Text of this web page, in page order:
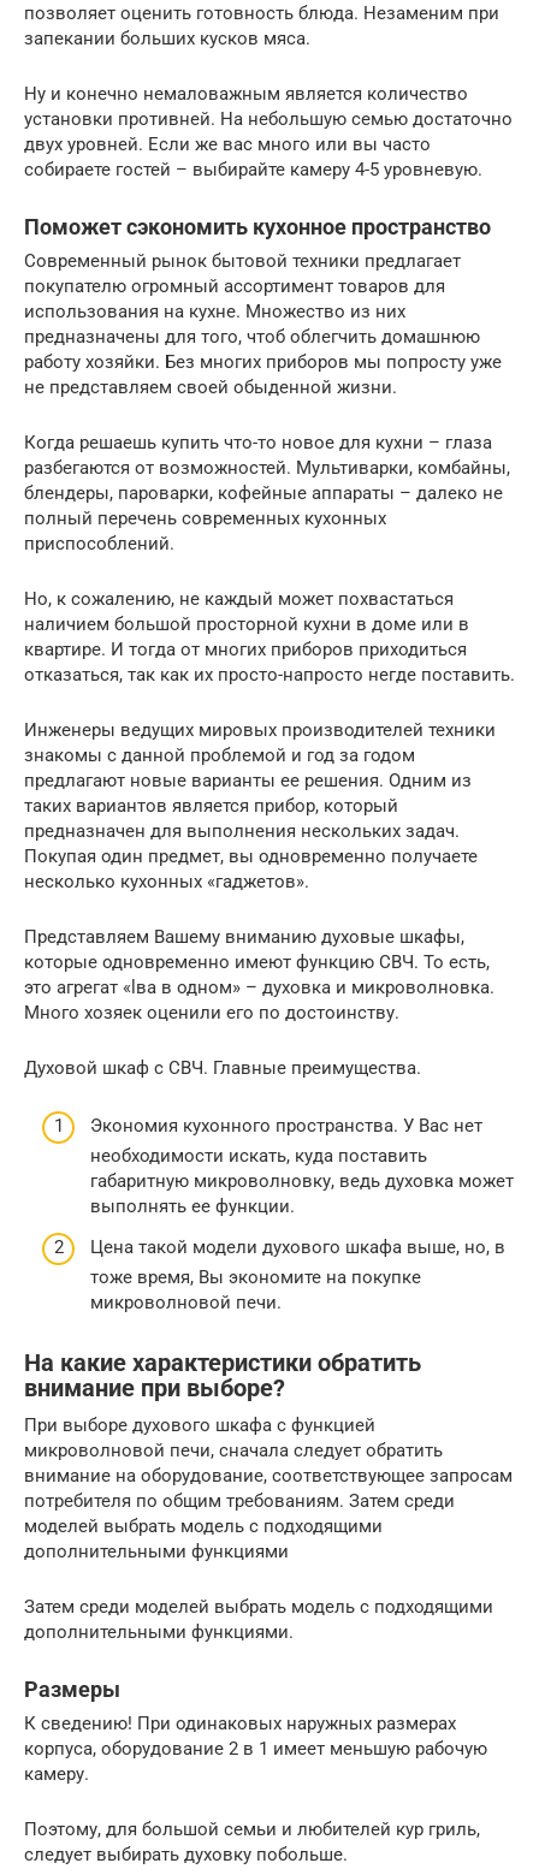
позволяет оценить готовность блюда. Незаменим при
запекании больших кусков мяса.
Ну и конечно немаловажным является количество
установки противней. На небольшую семью достаточно
двух уровней. Если же вас много или вы часто
собираете гостей – выбирайте камеру 4-5 уровневую.
Поможет сэкономить кухонное пространство
Современный рынок бытовой техники предлагает
покупателю огромный ассортимент товаров для
использования на кухне. Множество из них
предназначены для того, чтоб облегчить домашнюю
работу хозяйки. Без многих приборов мы попросту уже
не представляем своей обыденной жизни.
Когда решаешь купить что-то новое для кухни – глаза
разбегаются от возможностей. Мультиварки, комбайны,
блендеры, пароварки, кофейные аппараты – далеко не
полный перечень современных кухонных
приспособлений.
Но, к сожалению, не каждый может похвастаться
наличием большой просторной кухни в доме или в
квартире. И тогда от многих приборов приходиться
отказаться, так как их просто-напросто негде поставить.
Инженеры ведущих мировых производителей техники
знакомы с данной проблемой и год за годом
предлагают новые варианты ее решения. Одним из
таких вариантов является прибор, который
предназначен для выполнения нескольких задач.
Покупая один предмет, вы одновременно получаете
несколько кухонных «гаджетов».
Представляем Вашему вниманию духовые шкафы,
которые одновременно имеют функцию СВЧ. То есть,
это агрегат «lва в одном» – духовка и микроволновка.
Много хозяек оценили его по достоинству.
Духовой шкаф с СВЧ. Главные преимущества.
Экономия кухонного пространства. У Вас нет
необходимости искать, куда поставить
габаритную микроволновку, ведь духовка может
выполнять ее функции.
Цена такой модели духового шкафа выше, но, в
тоже время, Вы экономите на покупке
микроволновой печи.
На какие характеристики обратить
внимание при выборе?
При выборе духового шкафа с функцией
микроволновой печи, сначала следует обратить
внимание на оборудование, соответствующее запросам
потребителя по общим требованиям. Затем среди
моделей выбрать модель с подходящими
дополнительными функциями
Затем среди моделей выбрать модель с подходящими
дополнительными функциями.
Размеры
К сведению! При одинаковых наружных размерах
корпуса, оборудование 2 в 1 имеет меньшую рабочую
камеру.
Поэтому, для большой семьи и любителей кур гриль,
следует выбирать духовку побольше.